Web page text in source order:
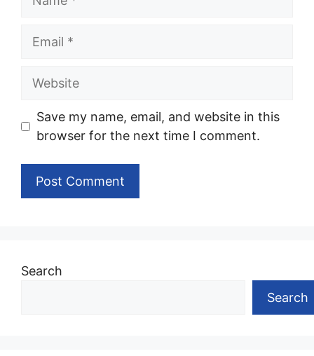
Email
Website
Save my name, email, and website in this
browser for the next time I comment.
Search
Search